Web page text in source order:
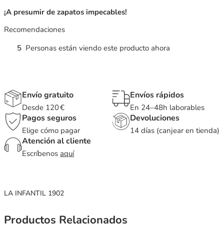
¡A presumir de zapatos impecables!
Recomendaciones
5 Personas están viendo este producto ahora
Envío gratuito
Desde 120 €
Envíos rápidos
En 24–48h laborables
Pagos seguros
Elige cómo pagar
Devoluciones
14 días (canjear en tienda)
Atención al cliente
Escríbenos aquí
LA INFANTIL 1902
Productos Relacionados